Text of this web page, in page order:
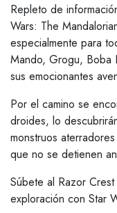
Repleto de
Wars: The
especialmente para
Mando, Grogu, Boba
sus emocionantes
Por el camino se
droides, lo
monstruos
que no se detienen
Súbete al Razor
exploración con Star